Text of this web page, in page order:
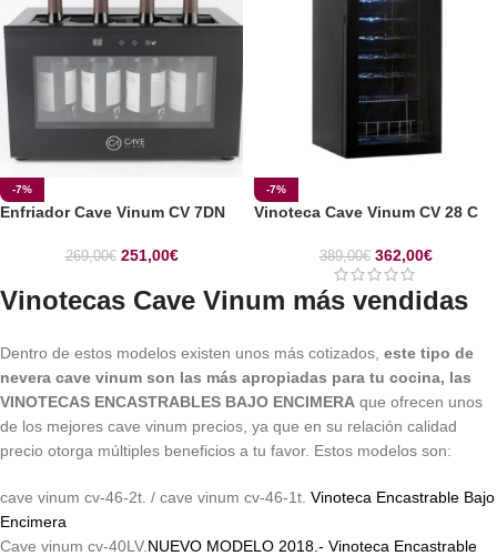
-7%
Enfriador Cave Vinum CV 7DN
269,00€ 251,00€
-7%
Vinoteca Cave Vinum CV 28 C
389,00€ 362,00€
Vinotecas Cave Vinum más vendidas
Dentro de estos modelos existen unos más cotizados, este tipo de
nevera cave vinum son las más apropiadas para tu cocina, las
VINOTECAS ENCASTRABLES BAJO ENCIMERA que ofrecen unos
de los mejores cave vinum precios, ya que en su relación calidad
precio otorga múltiples beneficios a tu favor. Estos modelos son:
cave vinum cv-46-2t. / cave vinum cv-46-1t. Vinoteca Encastrable Bajo
Encimera
Cave vinum cv-40LV. NUEVO MODELO 2018.- Vinoteca Encastrable